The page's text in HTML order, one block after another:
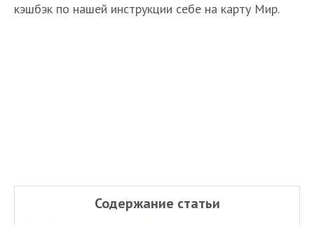
кэшбэк по нашей инструкции себе на карту Мир.
Содержание статьи